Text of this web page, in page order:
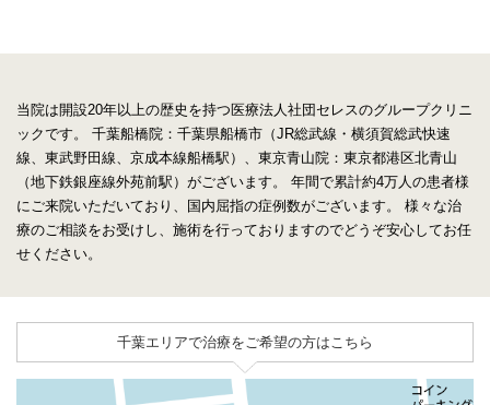
当院は開設20年以上の歴史を持つ医療法人社団セレスのグループクリニ
ックです。
千葉船橋院：千葉県船橋市（JR総武線・横須賀総武快速
線、東武野田線、京成本線船橋駅）、東京青山院：東京都港区北青山
（地下鉄銀座線外苑前駅）がございます。
年間で累計約4万人の患者様
にご来院いただいており、国内屈指の症例数がございます。
様々な治
療のご相談をお受けし、施術を行っておりますのでどうぞ安心してお任
せください。
千葉エリアで治療をご希望の方はこちら